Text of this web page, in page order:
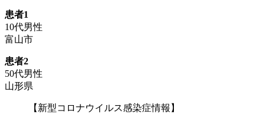
患者1
10代男性
富山市
患者2
50代男性
山形県
【新型コロナウイルス感染症情報】